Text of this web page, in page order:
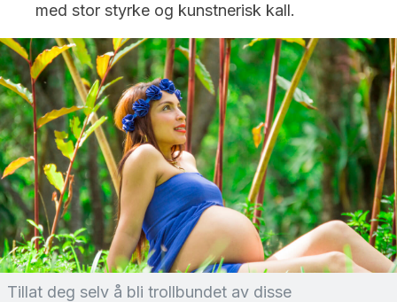
med stor styrke og kunstnerisk kall.
Tillat deg selv å bli trollbundet av disse